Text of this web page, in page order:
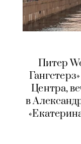
Питер
Центра,
в